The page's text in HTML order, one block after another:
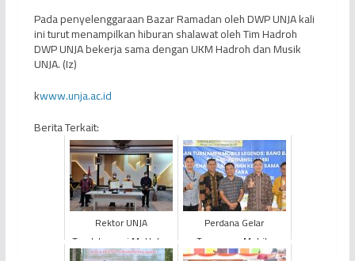
Pada penyelenggaraan Bazar Ramadan oleh DWP UNJA kali
ini turut menampilkan hiburan shalawat oleh Tim Hadroh
DWP UNJA bekerja sama dengan UKM Hadroh dan Musik
UNJA. (Iz)
kwww.unja.ac.id
Berita Terkait:
Rektor UNJA
Tandatangani MoU dan
Perdana Gelar
Turnamen Mobile